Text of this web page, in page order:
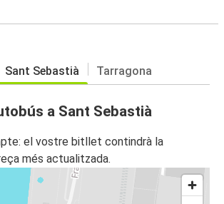
Sant Sebastià Tarragona
a Sant Sebastià
el vostre bitllet contindrà la
més actualitzada.